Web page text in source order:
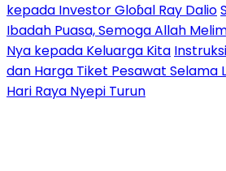
kepada Investor Gloɓal Ray Dalio
Ibadah Puasa, Semoga Allah
Nya kepada Keluarga Kita
dan Harga Tiket Pesawat Selama
Hari Raya Nyepi Turun